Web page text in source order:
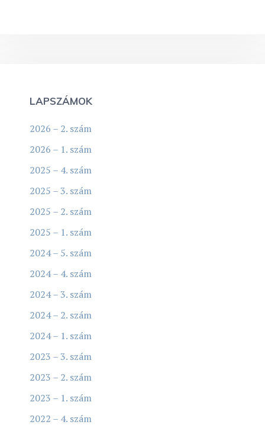
LAPSZÁMOK
2026 – 2. szám
2026 – 1. szám
2025 – 4. szám
2025 – 3. szám
2025 – 2. szám
2025 – 1. szám
2024 – 5. szám
2024 – 4. szám
2024 – 3. szám
2024 – 2. szám
2024 – 1. szám
2023 – 3. szám
2023 – 2. szám
2023 – 1. szám
2022 – 4. szám